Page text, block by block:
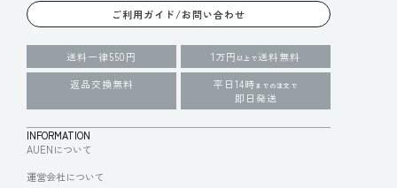
ご利用ガイド/お問い合わせ
送料一律550円 1万円 以上で送料無料
返品交換無料
平日14時 までの注文で
即日発送
INFORMATION
AUENについて
運営会社について